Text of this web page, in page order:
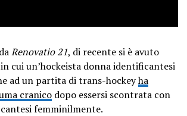
Renovatio 21, di recente si è avuto
in cui un’hockeista donna identificantesi
ad un partita di trans-hockeyha
cranico dopo essersi scontrata con
femminilmente.